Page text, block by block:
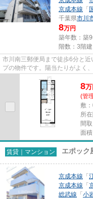
京成本線 「
千葉県市川
8万円
築年数：築9
階数：3階建
市川南三郵便局まで徒歩6分と
プの物件です。陽当たりがよく
ン。市川市エリアと総武線市川...
8万
(管
敷
所
間
面
賃貸｜マンション エポック
京成本線 「
京成本線 「
総武線 「 小